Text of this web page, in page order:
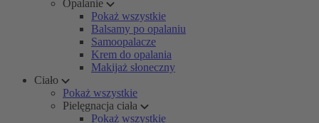
Opalanie
Pokaż wszystkie
Balsamy po opalaniu
Samoopalacze
Krem do opalania
Makijaż słoneczny
Ciało
Pokaż wszystkie
Pielęgnacja ciała
Pokaż wszystkie